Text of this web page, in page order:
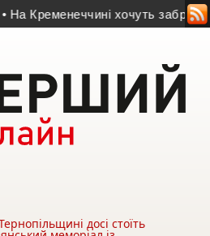
Кременеччині хочуть забрати
досі стоїть